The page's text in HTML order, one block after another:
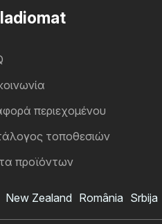
περιεχομένου
τοποθεσιών
προϊόντων
New Zealand România Srbija